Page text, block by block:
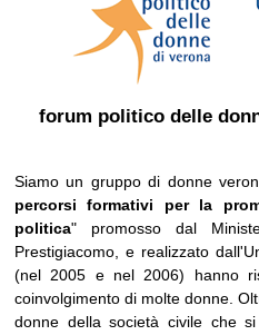
forum politico delle
Siamo un gruppo di donne
percorsi formativi per la
politica" promosso dal
Prestigiacomo, e realizzato
(nel 2005 e nel 2006) hanno
coinvolgimento di molte donne.
donne della società civile che